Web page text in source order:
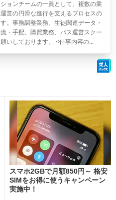
ョンチームの一員として、複数の業
営の円滑な進行を支えるプロセスの
。事務調整業務、生徒関連データ・
・手配、購買業務、バス運営スクー
いしております。 <仕事内容の...
スマホ2GBで月額850円～ 格安
SIMをお得に使うキャンペーン
実施中！